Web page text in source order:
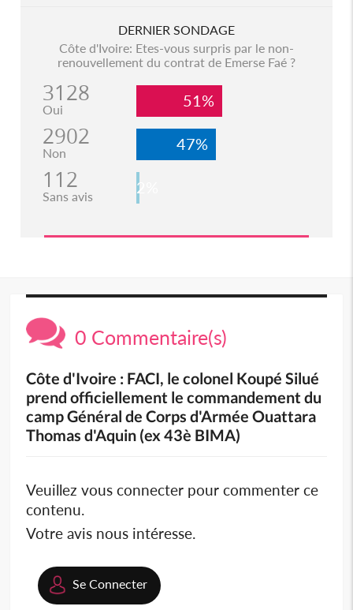
DERNIER SONDAGE
Côte d'Ivoire: Etes-vous surpris par le non-
renouvellement du contrat de Emerse Faé ?
3128
Oui 51%
2902
Non 47%
112
Sans avis 2%
0 Commentaire(s)
Côte d'Ivoire : FACI, le colonel Koupé Silué
prend officiellement le commandement du
camp Général de Corps d'Armée Ouattara
Thomas d'Aquin (ex 43è BIMA)
Veuillez vous connecter pour commenter ce
contenu.
Votre avis nous intéresse.
Se Connecter